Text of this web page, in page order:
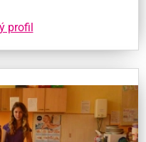
profil